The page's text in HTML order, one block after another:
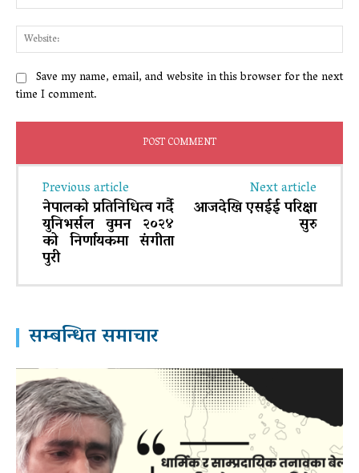
Save my name, email, and website in this browser for the next
time I comment.
Previous article
नेपालको प्रतिनिधित्व गर्दै
युनिभर्सल वुमन २०२४
को निर्णायकमा संगीता
पुरी
Next article
आजदेखि एसईई परिक्षा
सुरु
सम्बन्धित समाचार